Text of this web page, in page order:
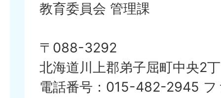
教育委員会 管理課
〒088-3292
北海道川上郡弟子屈町中央2
電話番号：015-482-2945